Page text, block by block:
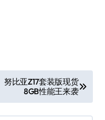
努比亚Z17套装版现货
8GB性能王来袭